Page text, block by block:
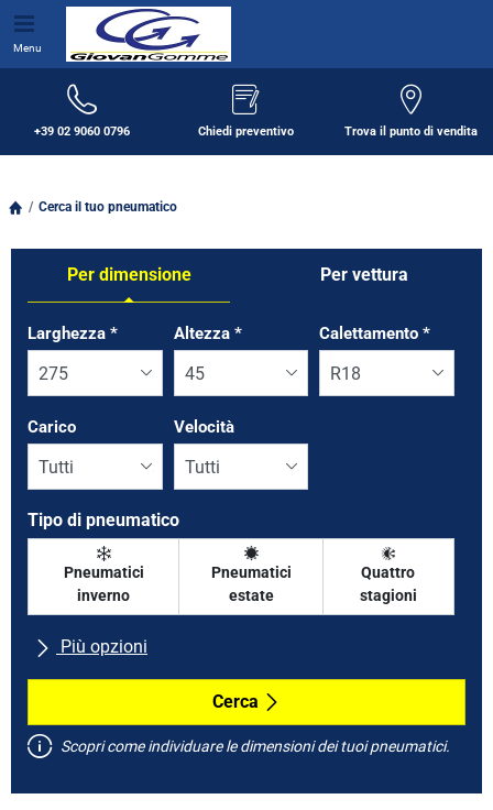
Menu
+39 02 9060 0796 Chiedi preventivo Trova il punto di vendita
Cerca il tuo pneumatico
Per dimensione Per vettura
Tab updated: Per dimensione
Larghezza * Altezza * Calettamento*
Carico Velocità
Tipo di pneumatico
Pneumatici
inverno
Pneumatici
estate
Quattro
stagioni
Più opzioni
Tutte le marche
Tipo di vettura
Cerca
Scopri come individuare le dimensioni dei tuoi pneumatici.